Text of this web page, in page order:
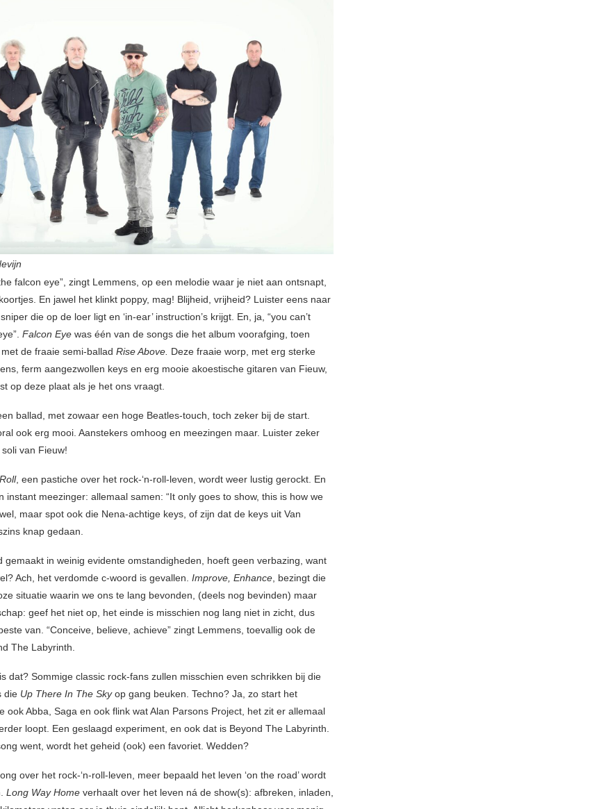
falcon eye”, zingt Lemmens, op een melodie waar je niet aan ontsnapt,
En jawel het klinkt poppy, mag! Blijheid, vrijheid? Luister eens naar
die op de loer ligt en ‘in-ear’ instruction’s krijgt. En, ja, “you can’t
Falcon Eye was één van de songs die het album voorafging, toen
de fraaie semi-ballad Rise Above. Deze fraaie worp, met erg sterke
ferm aangezwollen keys en erg mooie akoestische gitaren van Fieuw,
op deze plaat als je het ons vraagt.
ballad, met zowaar een hoge Beatles-touch, toch zeker bij de start.
ook erg mooi. Aanstekers omhoog en meezingen maar. Luister zeker
van Fieuw!
, een pastiche over het rock-‘n-roll-leven, wordt weer lustig gerockt. En
instant meezinger: allemaal samen: “It only goes to show, this is how we
maar spot ook die Nena-achtige keys, of zijn dat de keys uit Van
knap gedaan.
gemaakt in weinig evidente omstandigheden, hoeft geen verbazing, want
Ach, het verdomde c-woord is gevallen. Improve, Enhance , bezingt die
situatie waarin we ons te lang bevonden, (deels nog bevinden) maar
geef het niet op, het einde is misschien nog lang niet in zicht, dus
van. “Conceive, believe, achieve” zingt Lemmens, toevallig ook de
The Labyrinth.
dat? Sommige classic rock-fans zullen misschien even schrikken bij die
die Up There In The Skyop gang beuken. Techno? Ja, zo start het
ook Abba, Saga en ook flink wat Alan Parsons Project, het zit er allemaal
loopt. Een geslaagd experiment, en ook dat is Beyond The Labyrinth.
went, wordt het geheid (ook) een favoriet. Wedden?
over het rock-‘n-roll-leven, meer bepaald het leven ‘on the road’ wordt
Long Way Home verhaalt over het leven ná de show(s): afbreken, inladen,